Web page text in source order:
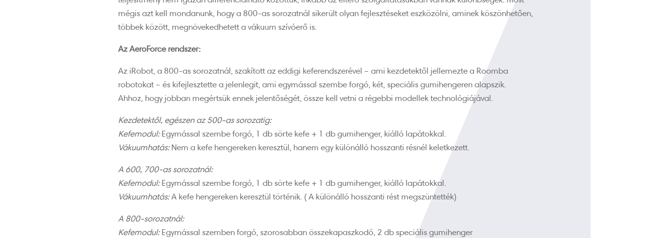
mégis azt kell mondanunk, hogy a 800-as sorozatnál sikerült olyan fejlesztéseket eszközölni, aminek köszönhetően,
többek között, megnövekedhetett a vákuum szívóerő is.
Az AeroForce rendszer:
Az iRobot, a 800-as sorozatnál, szakított az eddigi keferendszerével – ami kezdetektől jellemezte a Roomba
robotokat – és kifejlesztette a jelenlegit, ami egymással szembe forgó, két, speciális gumihengeren alapszik.
Ahhoz, hogy jobban megértsük ennek jelentőségét, össze kell vetni a régebbi modellek technológiájával.
Kezdetektől, egészen az 500-as sorozatig:
Kefemodul:Egymással szembe forgó, 1 db sörte kefe + 1 db gumihenger, kiálló lapátokkal.
Vákuumhatás: Nem a kefe hengereken keresztül, hanem egy különálló hosszanti résnél keletkezett.
A 600, 700-as sorozatnál:
Kefemodul:Egymással szembe forgó, 1 db sörte kefe + 1 db gumihenger, kiálló lapátokkal.
Vákuumhatás:A kefe hengereken keresztül történik. ( A különálló hosszanti rést megszüntették)
A 800-sorozatnál:
Kefemodul: Egymással szemben forgó, szorosabban összekapaszkodó, 2 db speciális gumihenger